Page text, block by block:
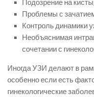
Подозрение на
Проблемы с
Контроль динамики
Необъяснимая
сочетании с
Иногда УЗИ делают в
особенно если есть
гинекологические